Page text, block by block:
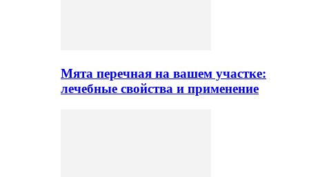
Мята перечная на вашем участке:
лечебные свойства и применение